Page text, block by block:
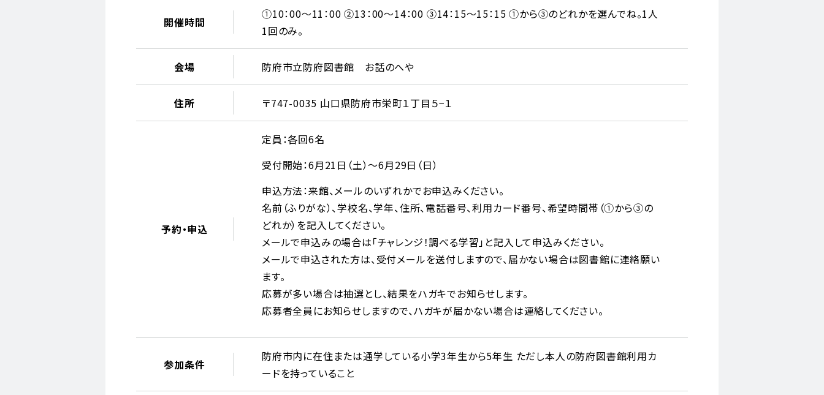
開催時間
①10：00～11：00 ②13：00～14：00 ③14：15～15：15 ①から③のどれかを選んでね。1人
1回のみ。
会場 防府市立防府図書館 お話のへや
住所 〒747-0035 山口県防府市栄町１丁目５−１
予約・申込
定員：各回6名
受付開始：6月21日（土）～6月29日（日）
申込方法：来館、メールのいずれかでお申込みください。
名前（ふりがな）、学校名、学年、住所、電話番号、利用カード番号、希望時間帯（①から③の
どれか）を記入してください。
メールで申込みの場合は「チャレンジ！調べる学習」と記入して申込みください。
メールで申込された方は、受付メールを送付しますので、届かない場合は図書館に連絡願い
ます。
応募が多い場合は抽選とし、結果をハガキでお知らせします。
応募者全員にお知らせしますので、ハガキが届かない場合は連絡してください。
参加条件
防府市内に在住または通学している小学3年生から5年生 ただし本人の防府図書館利用カ
ードを持っていること